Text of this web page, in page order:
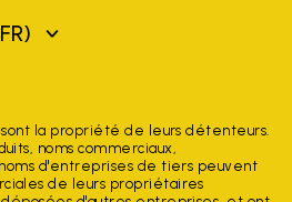
la propriété de leurs détenteurs.
noms commerciaux,
d'entreprises de tiers peuvent
de leurs propriétaires